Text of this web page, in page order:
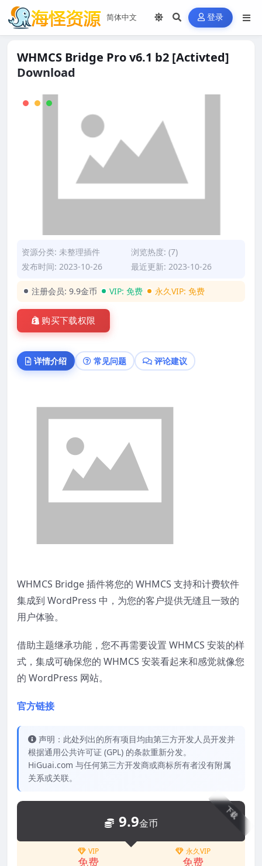
登录
WHMCS Bridge Pro v6.1 b2 [Activted]
Download
资源分类: 未整理插件
浏览热度: (7)
发布时间: 2023-10-26
最近更新: 2023-10-26
注册会员: 9.9金币 VIP: 免费 永久VIP: 免费
购买下载权限
详情介绍 常见问题 评论建议
WHMCS Bridge 插件将您的 WHMCS 支持和计费软件
集成到 WordPress 中，为您的客户提供无缝且一致的
用户体验。
借助主题继承功能，您不再需要设置 WHMCS 安装的样
式，集成可确保您的 WHMCS 安装看起来和感觉就像您
的 WordPress 网站。
官方链接
声明：此处列出的所有项目均由第三方开发人员开发并
根据通用公共许可证 (GPL) 的条款重新分发。
HiGuai.com 与任何第三方开发商或商标所有者没有附属
关系或关联。
下载
9.9金币
VIP
免费
永久VIP
免费